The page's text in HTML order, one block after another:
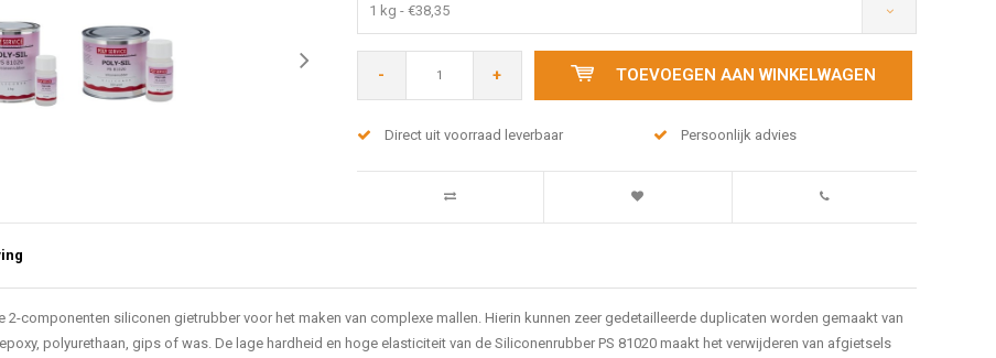
1 kg - €38,35
- + TOEVOEGEN AAN WINKELWAGEN
Direct uit voorraad leverbaar Persoonlijk advies
2-componenten siliconen gietrubber voor het maken van complexe mallen. Hierin kunnen zeer gedetailleerde duplicaten worden gemaakt van
polyurethaan, gips of was. De lage hardheid en hoge elasticiteit van de Siliconenrubber PS 81020 maakt het verwijderen van afgietsels